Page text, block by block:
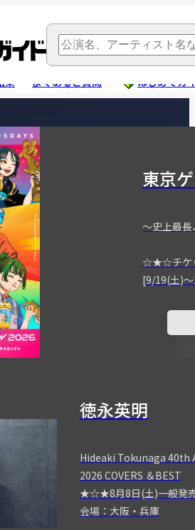
果 よくあるご質問 はじめてガ
東京
～史上最長
☆★☆チケ
[9/19(土)
徳永英明
Hideaki Tokunaga 40th
2026 COVERS ＆BEST
★☆★8月8日(土)一般
会場：大阪・兵庫